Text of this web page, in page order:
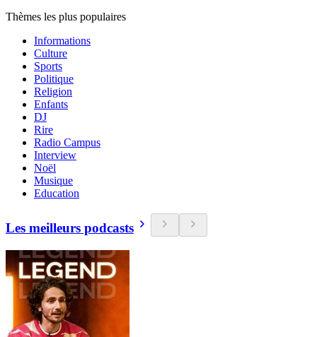
Thèmes les plus populaires
Informations
Culture
Sports
Politique
Religion
Enfants
DJ
Rire
Radio Campus
Interview
Noël
Musique
Education
Les meilleurs podcasts